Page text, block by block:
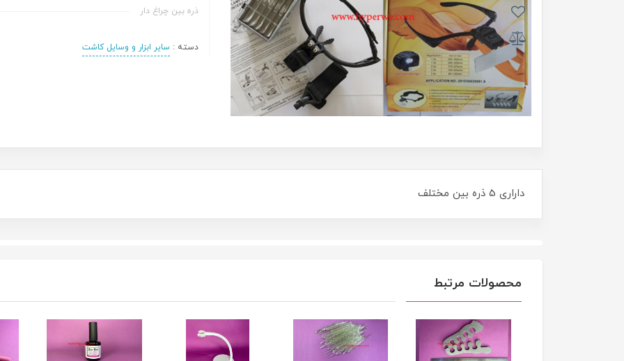
ذره بین چراغ دار
دسته : سایر ابزار و وسایل کاشت
داراری 5 ذره بین مختلف
محصولات مرتبط